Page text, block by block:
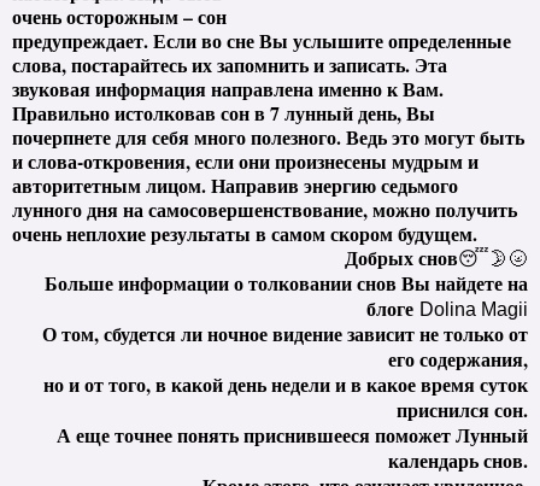
очень осторожным – сон
предупреждает. Если во сне Вы услышите определенные
слова, постарайтесь их запомнить и записать. Эта
звуковая информация направлена именно к Вам.
Правильно истолковав сон в 7 лунный день, Вы
почерпнете для себя много полезного. Ведь это могут быть
и слова-откровения, если они произнесены мудрым и
авторитетным лицом. Направив энергию седьмого
лунного дня на самосовершенствование, можно получить
очень неплохие результаты в самом скором будущем.
Добрых снов😴🌛🌝
Больше информации о толковании снов Вы найдете на
блоге Dolina Magii
О том, сбудется ли ночное видение зависит не только от
его содержания,
но и от того, в какой день недели и в какое время суток
приснился сон.
А еще точнее понять приснившееся поможет Лунный
календарь снов.